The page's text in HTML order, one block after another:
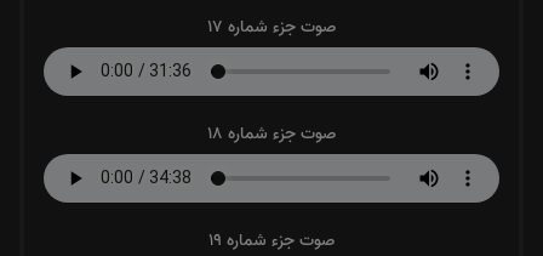
صوت جزء شماره 17
صوت جزء شماره 18
صوت جزء شماره 19